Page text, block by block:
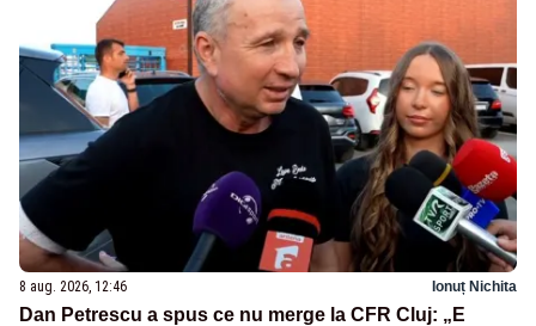
8 aug. 2026, 12:46 Ionuț Nichita
Dan Petrescu a spus ce nu merge la CFR Cluj: „E